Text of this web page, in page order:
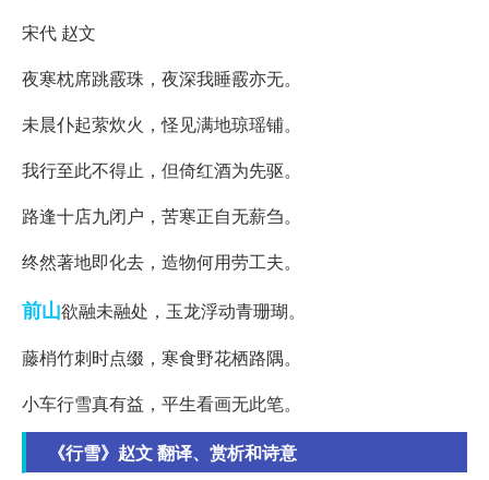
宋代 赵文
夜寒枕席跳霰珠，夜深我睡霰亦无。
未晨仆起萦炊火，怪见满地琼瑶铺。
我行至此不得止，但倚红酒为先驱。
路逢十店九闭户，苦寒正自无薪刍。
终然著地即化去，造物何用劳工夫。
前山欲融未融处，玉龙浮动青珊瑚。
藤梢竹刺时点缀，寒食野花栖路隅。
小车行雪真有益，平生看画无此笔。
《行雪》赵文 翻译、赏析和诗意